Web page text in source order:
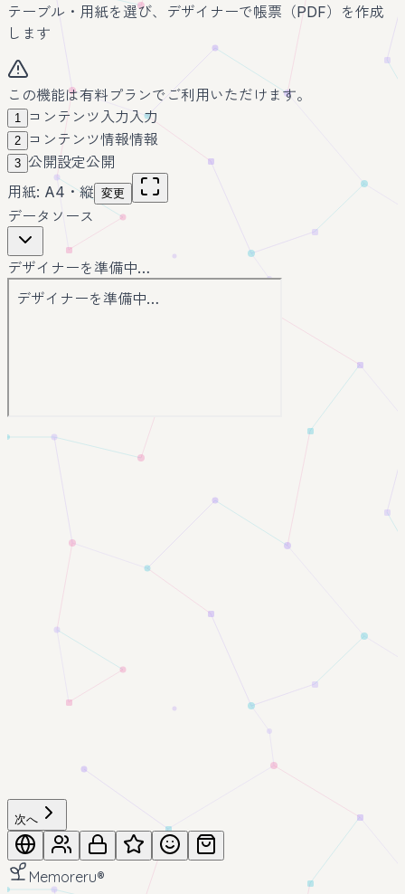
テーブル・用紙を選び、デザイナーで帳票（PDF）を作成
します
この機能は有料プランでご利用いただけます。
1 コンテンツ入力 入力
2 コンテンツ情報情報
3 公開設定公開
用紙: A4・縦 変更
データソース
デザイナーを準備中…
次へ
Memoreru®